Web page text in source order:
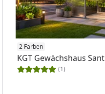
2 Farben
KGT Gewächshaus
(1)